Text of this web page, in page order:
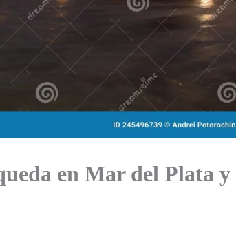
en Mar del Plata y